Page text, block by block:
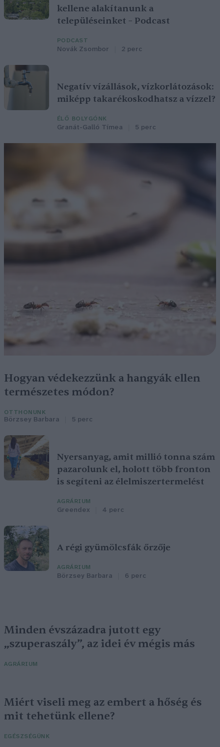
kellene alakítanunk a
településeinket – Podcast
PODCAST
Novák Zsombor 2 perc
Negatív vízállások, vízkorlátozások:
miképp takarékoskodhatsz a vízzel?
ÉLŐ BOLYGÓNK
Granát-Galló Tímea 5 perc
Hogyan védekezzünk a hangyák ellen
természetes módon?
OTTHONUNK
Börzsey Barbara 5 perc
Nyersanyag, amit millió tonna szám
pazarolunk el, holott több fronton
is segíteni az élelmiszertermelést
AGRÁRIUM
Greendex 4 perc
A régi gyümölcsfák őrzője
AGRÁRIUM
Börzsey Barbara 6 perc
Minden évszázadra jutott egy
„szuperaszály”, az idei év mégis más
AGRÁRIUM
Miért viseli meg az embert a hőség és
mit tehetünk ellene?
EGÉSZSÉGÜNK